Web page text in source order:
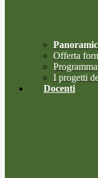
Offerta
I progetti
Docenti